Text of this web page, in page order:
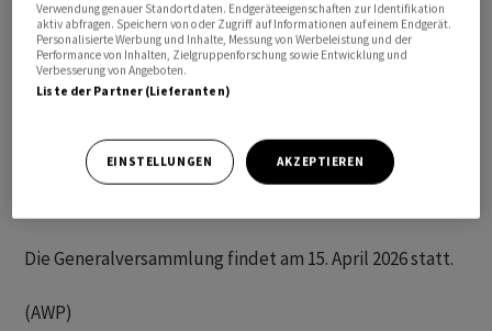
Vor dieser Ernennung habe er dort verschiedene
Führungspositionen inne gehabt, so unter anderem für
das Europa- und das Telekommunikationsgeschäft.
vorgeschlagenen Wahl von Ton Büchner wird sich die
Anzahl der Mitglieder imGF -Verwaltungsrat von sieben
Die Generalversammlung findet am 15. April 2026 statt.
(AWP)
Verwendung genauer Standortdaten. Endgeräteeigenschaften zur Identifikation
aktiv abfragen. Speichern von oder Zugriff auf Informationen auf einem Endgerät.
Personalisierte Werbung und Inhalte, Messung von Werbeleistung und der
Performance von Inhalten, Zielgruppenforschung sowie Entwicklung und
Verbesserung von Angeboten.
Liste der Partner (Lieferanten)
EINSTELLUNGEN AKZEPTIEREN